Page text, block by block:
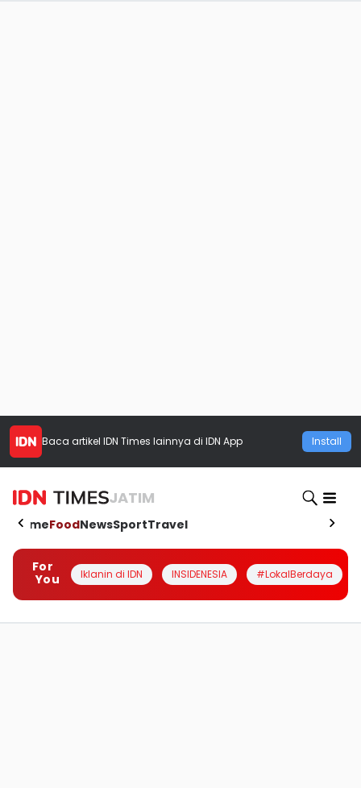
Baca artikel IDN Times lainnya di IDN App Install
JATIM
HomeFoodNewsSportTravel
For
You
Iklanin di IDN INSIDENESIA #LokalBerdaya